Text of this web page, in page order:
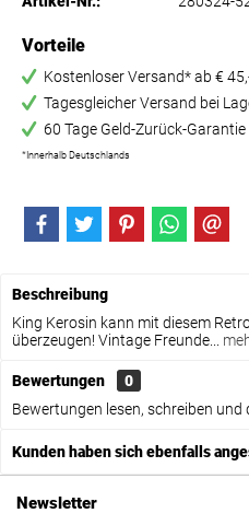
Vorteile
Kostenloser Versand* ab €
Tagesgleicher Versand bei
60 Tage Geld-Zurück-Garantie
*Innerhalb Deutschlands
Beschreibung
King Kerosin kann mit diesem
überzeugen! Vintage Freunde...
Bewertungen
0
Bewertungen lesen, schreiben und
Kunden haben sich ebenfalls
Newsletter